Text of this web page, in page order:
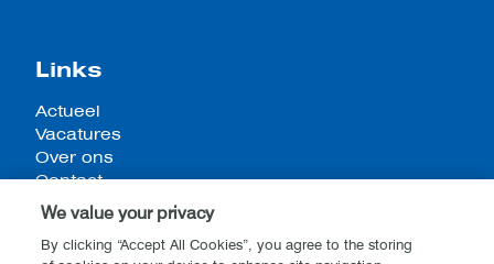
Links
Actueel
Vacatures
Over ons
Contact
We value your privacy
By clicking “Accept All Cookies”, you agree to the storing